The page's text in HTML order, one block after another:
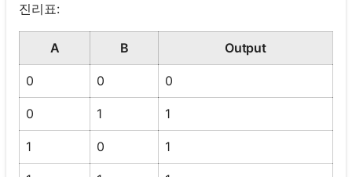
진리표:
A B Output
0 0 0
0 1 1
1 0 1